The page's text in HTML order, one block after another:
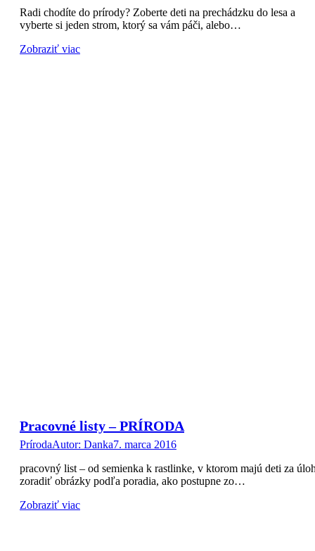
Radi chodíte do prírody? Zoberte deti na prechádzku do lesa a
vyberte si jeden strom, ktorý sa vám páči, alebo…
Zobraziť viac
Pracovné listy – PRÍRODA
PrírodaAutor: Danka7. marca 2016
pracovný list – od semienka k rastlinke, v ktorom majú deti za
zoradiť obrázky podľa poradia, ako postupne zo…
Zobraziť viac